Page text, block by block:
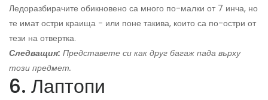
Ледоразбирачите обикновено са много по-малки от 7 инча, но
те имат остри краища - или поне такива, които са по-остри от
тези на отвертка.
Следващия: Представете си как друг багаж пада върху
този предмет.
6. Лаптопи